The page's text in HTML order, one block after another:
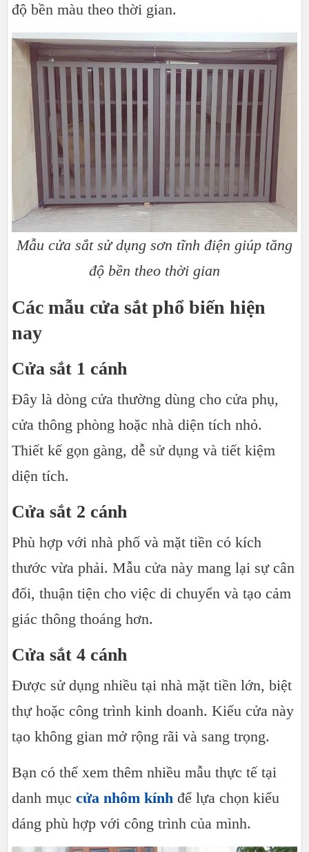
độ bền màu theo thời gian.
Mẫu cửa sắt sử dụng sơn tĩnh điện giúp tăng
độ bền theo thời gian
Các mẫu cửa sắt phổ biến hiện
nay
Cửa sắt 1 cánh
Đây là dòng cửa thường dùng cho cửa phụ,
cửa thông phòng hoặc nhà diện tích nhỏ.
Thiết kế gọn gàng, dễ sử dụng và tiết kiệm
diện tích.
Cửa sắt 2 cánh
Phù hợp với nhà phố và mặt tiền có kích
thước vừa phải. Mẫu cửa này mang lại sự cân
đối, thuận tiện cho việc di chuyển và tạo cảm
giác thông thoáng hơn.
Cửa sắt 4 cánh
Được sử dụng nhiều tại nhà mặt tiền lớn, biệt
thự hoặc công trình kinh doanh. Kiểu cửa này
tạo không gian mở rộng rãi và sang trọng.
Bạn có thể xem thêm nhiều mẫu thực tế tại
danh mục cửa nhôm kính để lựa chọn kiểu
dáng phù hợp với công trình của mình.